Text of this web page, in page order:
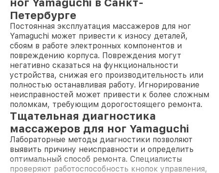
Петербурге
Постоянная эксплуатация массажеров для ног
Yamaguchi может привести к износу деталей,
сбоям в работе электронных компонентов и
повреждению корпуса. Повреждения могут
негативно сказаться на функциональности
устройства, снижая его производительность или
полностью останавливая работу. Игнорирование
неисправностей может привести к более сложным
поломкам, требующим дорогостоящего ремонта.
Тщательная диагностика
массажеров для ног Yamaguchi
Лабораторные методы диагностики позволяют
выявить причину неисправности и определить
оптимальный способ ремонта. Специалисты
проверяют работоспособность кнопок управления,